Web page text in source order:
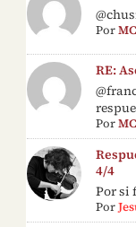
Por
RE:
Por
4/4
Por si
Por